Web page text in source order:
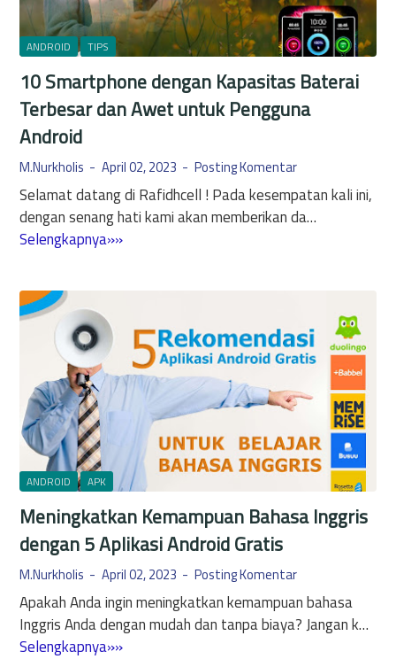
e
r
b
a
r
u
u
n
t
u
k
r
a
n
M
b
i
l
k
a
i
E
i
t
F
o
l
i
n
g
P
o
p
u
l
e
r
d
i
A
ANDROID TIPS
10 Smartphone dengan Kapasitas Baterai
Terbesar dan Awet untuk Pengguna
Android
M.Nurkholis April 02, 2023 Posting Komentar
Selamat datang di Rafidhcell ! Pada kesempatan kali ini,
dengan senang hati kami akan memberikan da…
Selengkapnya»»
t
p
e
e
n
g
a
n
K
ANDROID APK
Meningkatkan Kemampuan Bahasa Inggris
dengan 5 Aplikasi Android Gratis
M.Nurkholis April 02, 2023 Posting Komentar
Apakah Anda ingin meningkatkan kemampuan bahasa
Inggris Anda dengan mudah dan tanpa biaya? Jangan k…
Selengkapnya»»